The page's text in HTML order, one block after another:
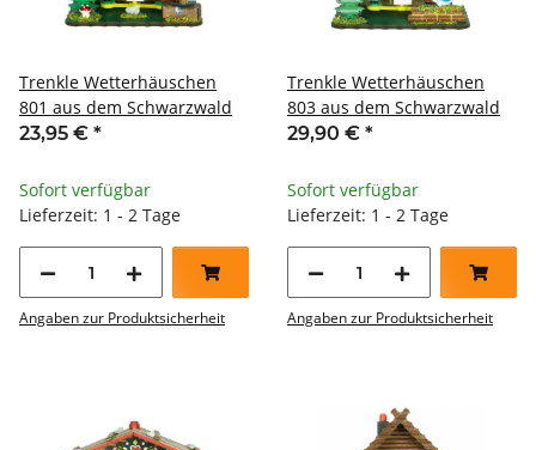
Trenkle Wetterhäuschen
801 aus dem Schwarzwald
23,95 € *
Sofort verfügbar
Lieferzeit: 1 - 2 Tage
Angaben zur Produktsicherheit
Trenkle Wetterhäuschen
803 aus dem Schwarzwald
29,90 € *
Sofort verfügbar
Lieferzeit: 1 - 2 Tage
Angaben zur Produktsicherheit